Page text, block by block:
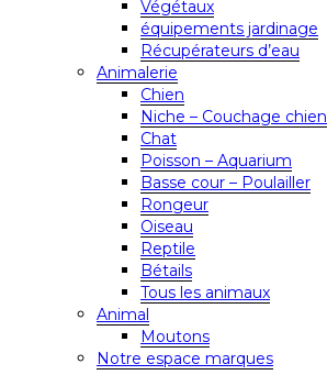
Végétaux
équipements jardinage
Récupérateurs d’eau
Animalerie
Chien
Niche – Couchage chien
Chat
Poisson – Aquarium
Basse cour – Poulailler
Rongeur
Oiseau
Reptile
Bétails
Tous les animaux
Animal
Moutons
Notre espace marques